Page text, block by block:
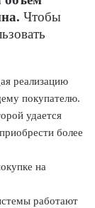
Чтобы
реализацию
покупателю.
удается
более
на
работают